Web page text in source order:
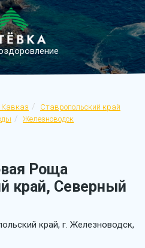
Ставропольский край
Железноводск
Роща
край, Северный
край, г. Железноводск,